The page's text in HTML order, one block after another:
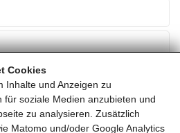
Cookies
Inhalte und Anzeigen zu
für soziale Medien anzubieten und
zu analysieren. Zusätzlich
Matomo und/oder Google Analytics
SUCHEN
Mai